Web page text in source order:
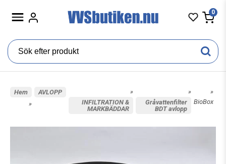
0
Hem
»
AVLOPP
»
INFILTRATION &
MARKBÄDDAR
»
Gråvattenfilter
BDT avlopp
»
BioBox